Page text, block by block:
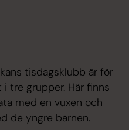
tisdagsklubb är för
tre grupper. Här finns
med en vuxen och
de yngre barnen.